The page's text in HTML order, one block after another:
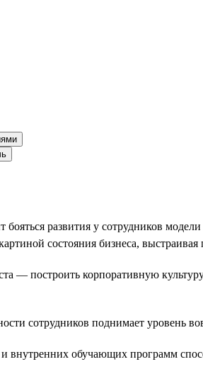
бояться развития у сотрудников
состояния бизнеса,
— построить корпоративную
сотрудников поднимает уровень
внутренних обучающих программ